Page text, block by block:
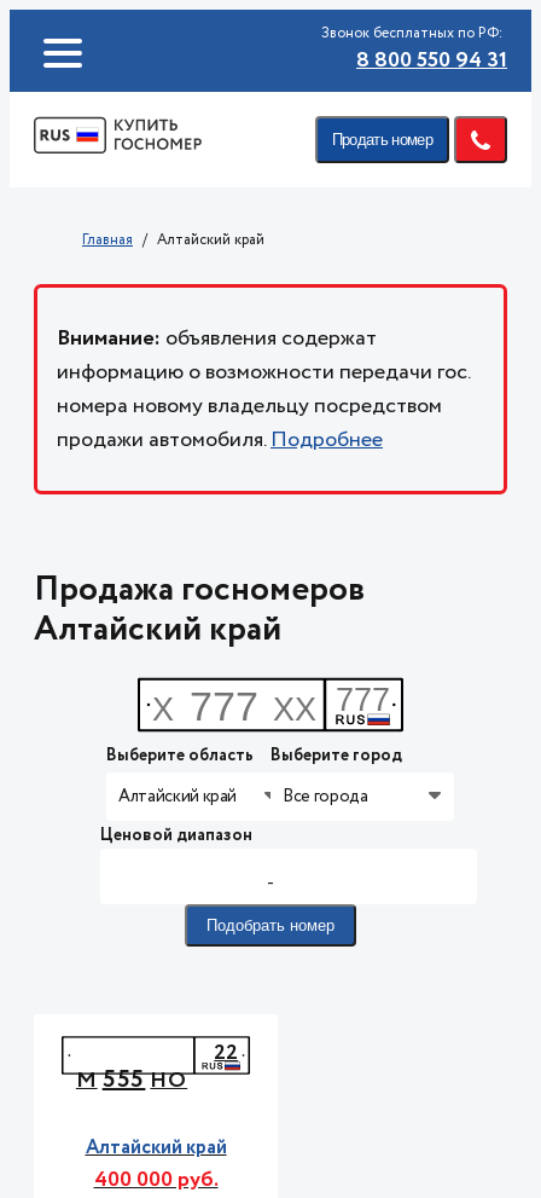
Звонок бесплатных по РФ:
8 800 550 94 31
Продать номер
Главная Алтайский край
Внимание: объявления содержат
информацию о возможности передачи гос.
номера новому владельцу посредством
продажи автомобиля.Подробнее
Продажа госномеров
Алтайский край
Выберите область
Алтайский край
Выберите город
Все города
Ценовой диапазон
-
Подобрать номер
М555НО
22
Алтайский край
400 000 руб.